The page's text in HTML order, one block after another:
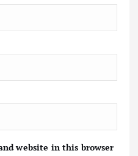
website in this browser